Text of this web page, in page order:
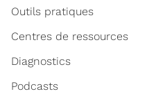
Outils pratiques
Centres de ressources
Diagnostics
Podcasts